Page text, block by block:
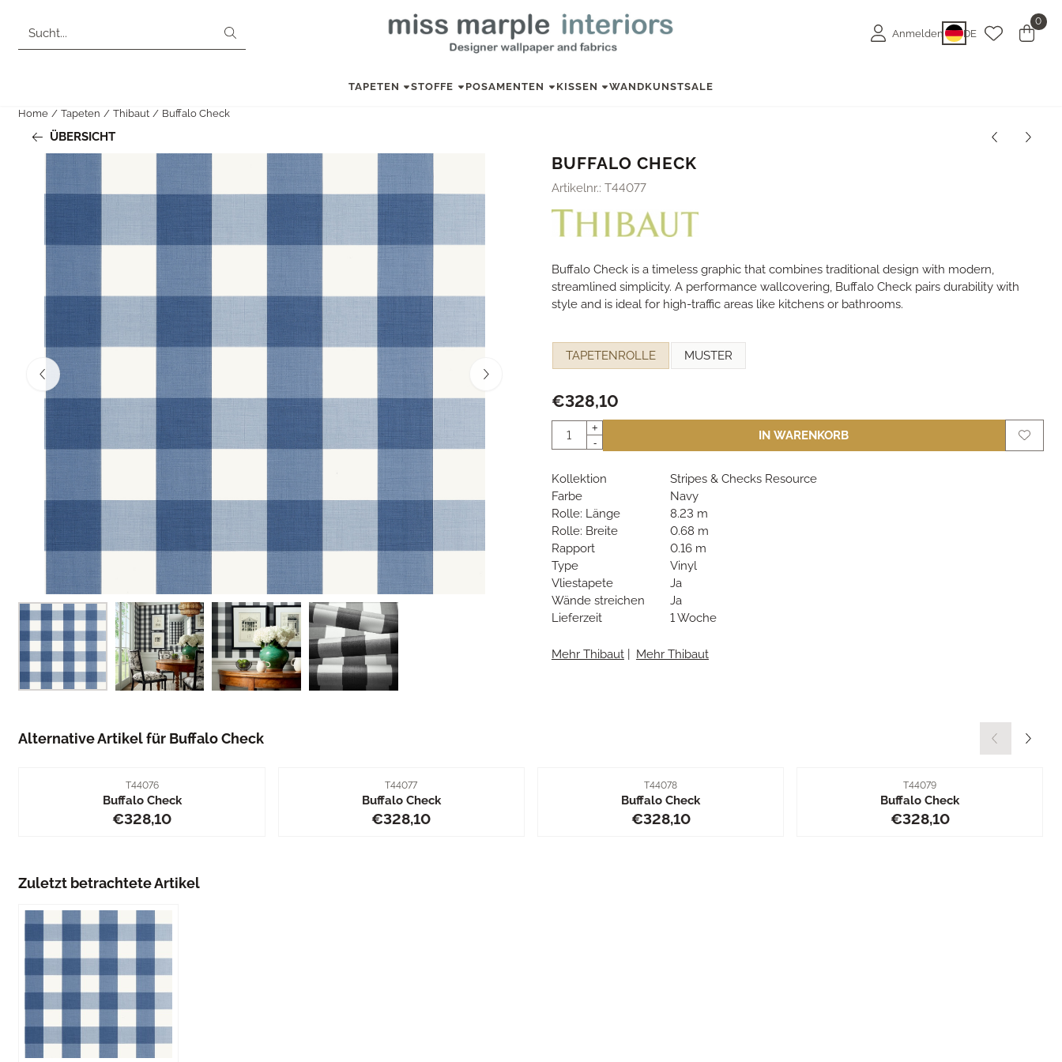
Anmelden DE
0
TAPETEN STOFFE POSAMENTEN KISSEN WANDKUNSTSALE
Home / Tapeten / Thibaut / Buffalo Check
ÜBERSICHT
BUFFALO CHECK
Artikelnr.: T44077
Buffalo Check is a timeless graphic that combines traditional design with modern,
streamlined simplicity. A performance wallcovering, Buffalo Check pairs durability with
style and is ideal for high-traffic areas like kitchens or bathrooms.
TAPETENROLLE
MUSTER
€328,10
Anzahl
+
-
IN WARENKORB
Kollektion
Stripes & Checks Resource
Farbe
Navy
Rolle: Länge
8.23 m
Rolle: Breite
0.68 m
Rapport
0.16 m
Type
Vinyl
Vliestapete
Ja
Wände streichen
Ja
Lieferzeit
1 Woche
Mehr Thibaut| Mehr Thibaut
Alternative Artikel für Buffalo Check
Artikelnummer
T44076
Buffalo Check
Preis: 328,10
€328,10
Artikelnummer
T44077
Buffalo Check
Preis: 328,10
€328,10
Artikelnummer
T44078
Buffalo Check
Preis: 328,10
€328,10
Artikelnummer
T44079
Buffalo Check
Preis: 328,10
€328,10
Zuletzt betrachtete Artikel